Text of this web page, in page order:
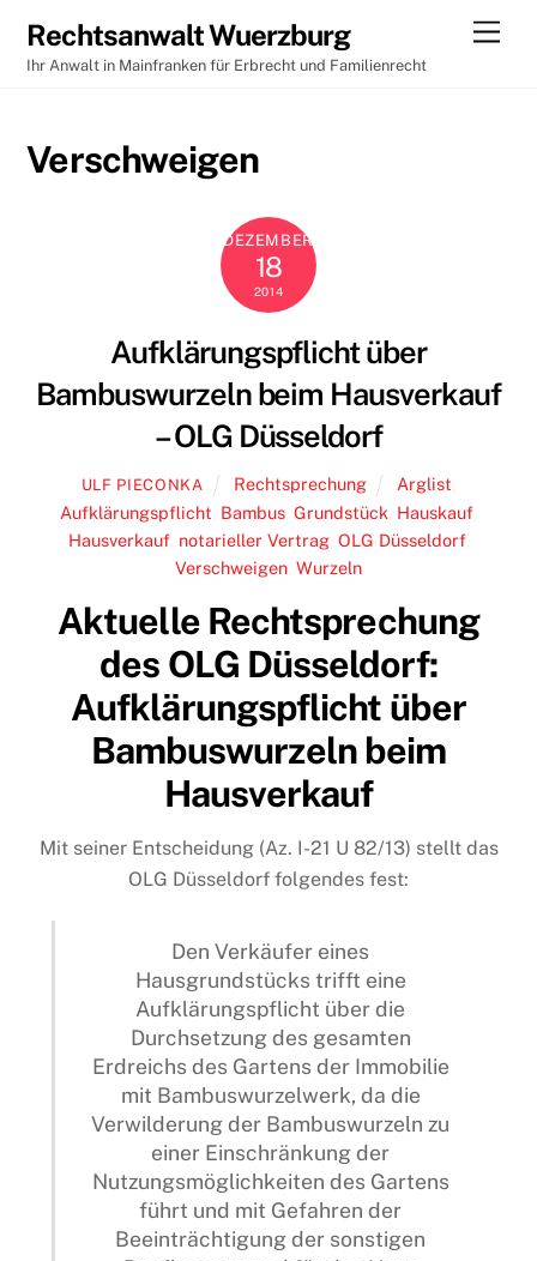
content
Rechtsanwalt Wuerzburg
Ihr Anwalt in Mainfranken für Erbrecht und Familienrecht
Verschweigen
DEZEMBER
18
2014
Aufklärungspflicht über
Bambuswurzeln beim Hausverkauf
– OLG Düsseldorf
ULF PIECONKA Rechtsprechung Arglist
Aufklärungspflicht Bambus Grundstück Hauskauf
Hausverkauf, notarieller Vertrag, OLG Düsseldorf,
Verschweigen Wurzeln
Aktuelle Rechtsprechung
des OLG Düsseldorf:
Aufklärungspflicht über
Bambuswurzeln beim
Hausverkauf
Mit seiner Entscheidung (Az. I-21 U 82/13) stellt das
OLG Düsseldorf folgendes fest:
Den Verkäufer eines
Hausgrundstücks trifft eine
Aufklärungspflicht über die
Durchsetzung des gesamten
Erdreichs des Gartens der Immobilie
mit Bambuswurzelwerk, da die
Verwilderung der Bambuswurzeln zu
einer Einschränkung der
Nutzungsmöglichkeiten des Gartens
führt und mit Gefahren der
Beeinträchtigung der sonstigen